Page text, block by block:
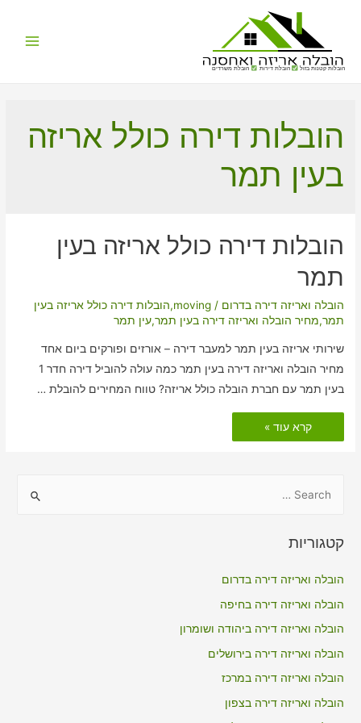
הובלות קטנות בזול הובלת דירות הובלת משרדים
הובלות דירה כולל אריזה
בעין תמר
הובלות דירה כולל אריזה בעין
תמר
הובלה ואריזה דירה בדרום /
moving
,הובלות דירה כולל אריזה בעין
תמר,מחיר הובלה ואריזה דירה בעין תמר,עין תמר
שירותי אריזה בעין תמר למעבר דירה – אורזים ופורקים ביום אחד
מחיר הובלה ואריזה דירה בעין תמר כמה עולה להוביל דירה חדר 1
בעין תמר עם חברת הובלה כולל אריזה? טווח המחירים להובלת …
הובלות
דירה
כולל
קרא עוד »
r
o
r
:
קטגוריות
הובלה ואריזה דירה בדרום
הובלה ואריזה דירה בחיפה
הובלה ואריזה דירה ביהודה ושומרון
הובלה ואריזה דירה בירושלים
הובלה ואריזה דירה במרכז
הובלה ואריזה דירה בצפון